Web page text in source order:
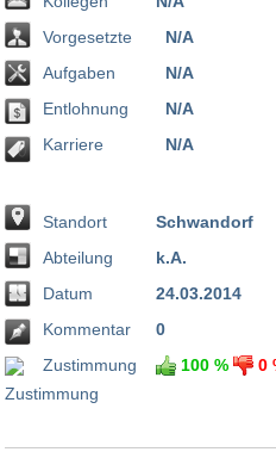
Vorgesetzte
Aufgaben
Entlohnung
Karriere
N/A
N/A
N/A
N/A
Standort
Abteilung
Datum
Kommentar
Zustimmung
Schwandorf
k.A.
24.03.2014
0
100 %
0